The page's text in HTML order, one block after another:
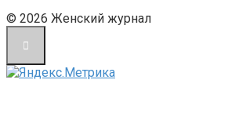
© 2026 Женский журнал